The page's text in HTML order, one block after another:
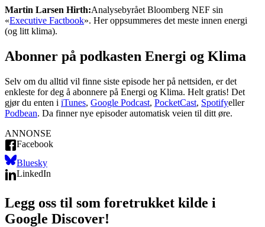
Martin Larsen Hirth:Analysebyrået Bloomberg NEF sin
«Executive Factbook». Her oppsummeres det meste innen energi
(og litt klima).
Abonner på podkasten Energi og Klima
Selv om du alltid vil finne siste episode her på nettsiden, er det
enkleste for deg å abonnere på Energi og Klima. Helt gratis! Det
gjør du enten i iTunes, Google Podcast, PocketCast, Spotifyeller
Podbean. Da finner nye episoder automatisk veien til ditt øre.
ANNONSE
Facebook
Bluesky
LinkedIn
Legg oss til som foretrukket kilde i
Google Discover!